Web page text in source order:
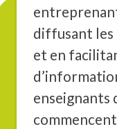
diffusant les
et en
enseignants